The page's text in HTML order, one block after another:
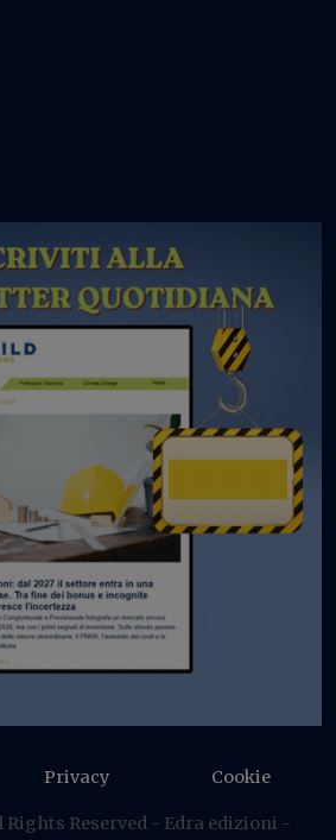
Privacy Cookie
Reserved - Edra edizioni -